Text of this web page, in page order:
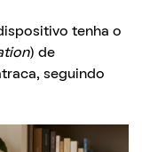
tenha o
) de
seguindo